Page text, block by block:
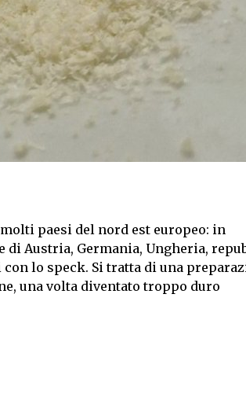
paesi del nord est europeo: in
Austria, Germania, Ungheria,
lo speck. Si tratta di una
una volta diventato troppo duro